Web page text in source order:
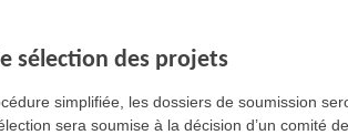
des projets
simplifiée, les dossiers de soumission
sera soumise à la décision d’un comité